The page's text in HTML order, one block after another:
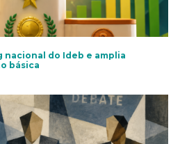
nacional do Ideb e amplia
básica